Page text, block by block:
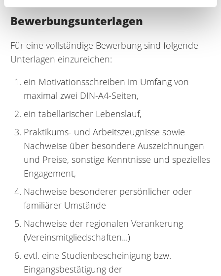
Bewerbungsunterlagen
Für eine vollständige Bewerbung sind folgende
Unterlagen einzureichen:
ein Motivationsschreiben im Umfang von
maximal zwei DIN-A4-Seiten,
ein tabellarischer Lebenslauf,
Praktikums- und Arbeitszeugnisse sowie
Nachweise über besondere Auszeichnungen
und Preise, sonstige Kenntnisse und spezielles
Engagement,
Nachweise besonderer persönlicher oder
familiärer Umstände
Nachweise der regionalen Verankerung
(Vereinsmitgliedschaften...)
evtl. eine Studienbescheinigung bzw.
Eingangsbestätigung der